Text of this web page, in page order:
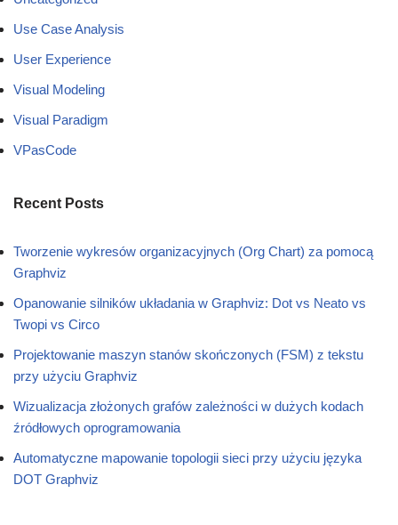
Use Case Analysis
User Experience
Visual Modeling
Visual Paradigm
VPasCode
Recent Posts
Tworzenie wykresów organizacyjnych (Org Chart) za pomocą
Graphviz
Opanowanie silników układania w Graphviz: Dot vs Neato vs
Twopi vs Circo
Projektowanie maszyn stanów skończonych (FSM) z tekstu
przy użyciu Graphviz
Wizualizacja złożonych grafów zależności w dużych kodach
źródłowych oprogramowania
Automatyczne mapowanie topologii sieci przy użyciu języka
DOT Graphviz